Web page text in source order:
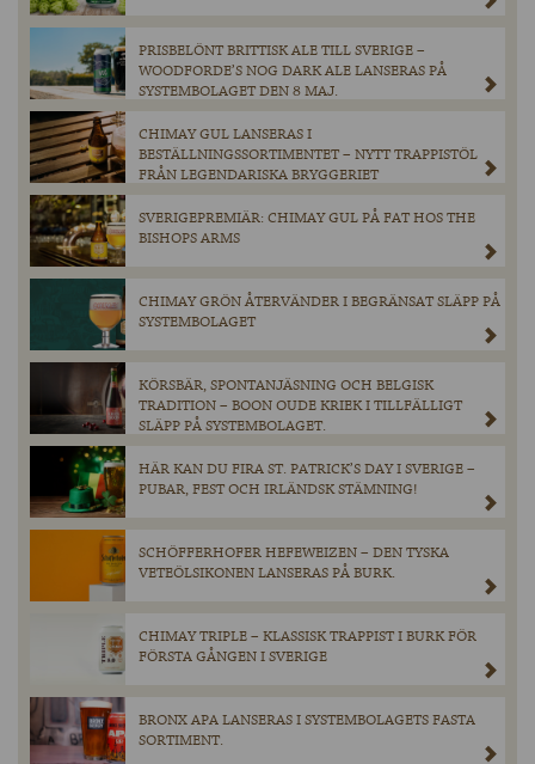
PRISBELÖNT BRITTISK ALE TILL SVERIGE –
WOODFORDE’S NOG DARK ALE LANSERAS PÅ
SYSTEMBOLAGET DEN 8 MAJ.
CHIMAY GUL LANSERAS I
BESTÄLLNINGSSORTIMENTET – NYTT TRAPPISTÖL
FRÅN LEGENDARISKA BRYGGERIET
SVERIGEPREMIÄR: CHIMAY GUL PÅ FAT HOS THE
BISHOPS ARMS
CHIMAY GRÖN ÅTERVÄNDER I BEGRÄNSAT SLÄPP PÅ
SYSTEMBOLAGET
KÖRSBÄR, SPONTANJÄSNING OCH BELGISK
TRADITION – BOON OUDE KRIEK I TILLFÄLLIGT
SLÄPP PÅ SYSTEMBOLAGET.
HÄR KAN DU FIRA ST. PATRICK’S DAY I SVERIGE –
PUBAR, FEST OCH IRLÄNDSK STÄMNING!
SCHÖFFERHOFER HEFEWEIZEN – DEN TYSKA
VETEÖLSIKONEN LANSERAS PÅ BURK.
CHIMAY TRIPLE – KLASSISK TRAPPIST I BURK FÖR
FÖRSTA GÅNGEN I SVERIGE
BRONX APA LANSERAS I SYSTEMBOLAGETS FASTA
SORTIMENT.